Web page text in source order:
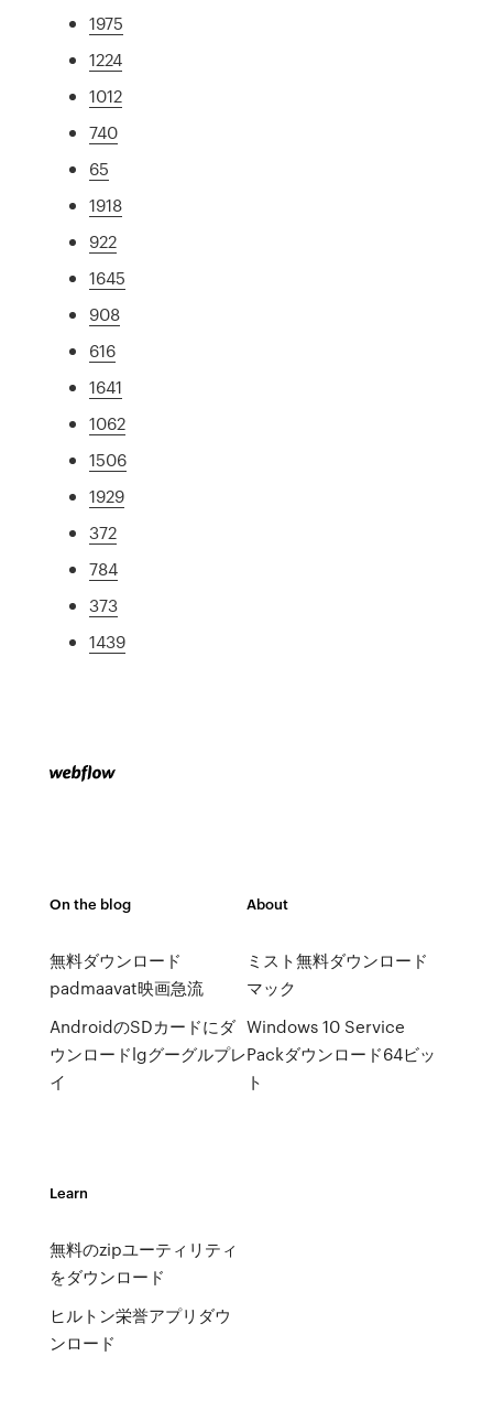
1975
1224
1012
740
65
1918
922
1645
908
616
1641
1062
1506
1929
372
784
373
1439
On the blog
無料ダウンロード
padmaavat映画急流
AndroidのSDカードにダ
ウンロードlgグーグルプレ
イ
About
ミスト無料ダウンロード
マック
Windows 10 Service
Packダウンロード64ビッ
ト
Learn
無料のzipユーティリティ
をダウンロード
ヒルトン栄誉アプリダウ
ンロード